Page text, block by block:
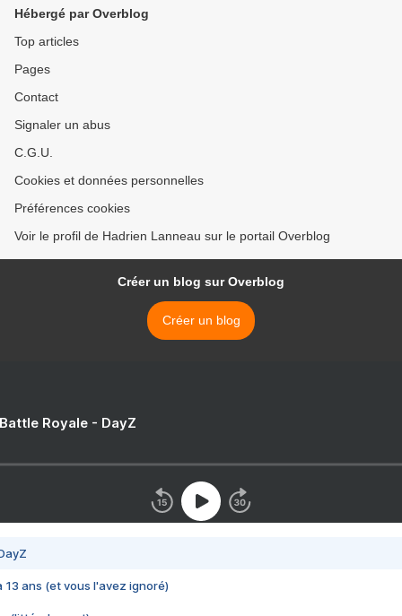
Hébergé par Overblog
Top articles
Pages
Contact
Signaler un abus
C.G.U.
Cookies et données personnelles
Préférences cookies
Voir le profil de Hadrien Lanneau sur le portail Overblog
Créer un blog sur Overblog
Créer un blog
Royale - DayZ
13 ans (et vous l'avez ignoré)